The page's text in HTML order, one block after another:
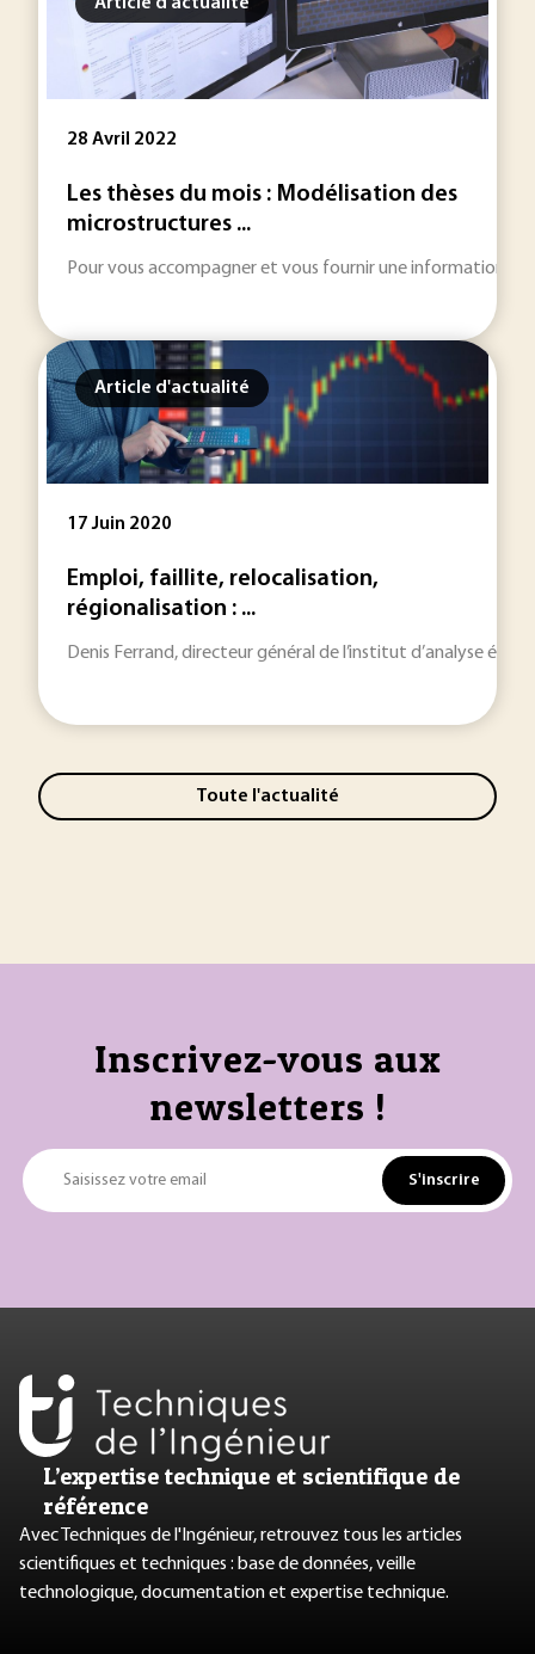
28 Avril 2022
Les thèses du mois : Modélisation des
microstructures ...
Pour vous accompagner et vous fournir une information
Article d'actualité
17 Juin 2020
Emploi, faillite, relocalisation,
régionalisation : ...
Denis Ferrand, directeur général de l’institut d’analyse
Toute l'actualité
Inscrivez-vous aux
newsletters !
Saisissez votre email S'inscrire
L’expertise technique et scientifique de
référence
Avec Techniques de l'Ingénieur, retrouvez tous les articles
scientifiques et techniques : base de données, veille
technologique, documentation et expertise technique.